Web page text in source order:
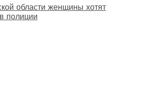
области женщины хотят
полиции